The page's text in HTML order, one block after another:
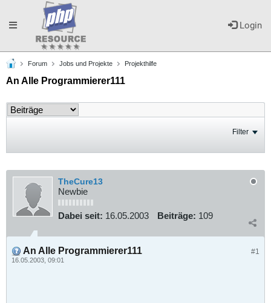
Login
Toggle
navigation
Forum Jobs und Projekte Projekthilfe
An Alle Programmierer111
Filter
TheCure13
Newbie
Dabei seit: 16.05.2003 Beiträge: 109
#1
An Alle Programmierer111
16.05.2003, 09:01